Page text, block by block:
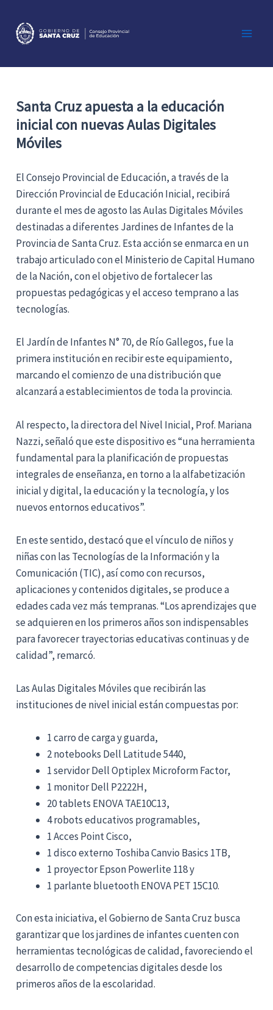
contenido
Santa Cruz apuesta a la educación
inicial con nuevas Aulas Digitales
Móviles
El Consejo Provincial de Educación, a través de la
Dirección Provincial de Educación Inicial, recibirá
durante el mes de agosto las Aulas Digitales Móviles
destinadas a diferentes Jardines de Infantes de la
Provincia de Santa Cruz. Esta acción se enmarca en un
trabajo articulado con el Ministerio de Capital Humano
de la Nación, con el objetivo de fortalecer las
propuestas pedagógicas y el acceso temprano a las
tecnologías.
El Jardín de Infantes N° 70, de Río Gallegos, fue la
primera institución en recibir este equipamiento,
marcando el comienzo de una distribución que
alcanzará a establecimientos de toda la provincia.
Al respecto, la directora del Nivel Inicial, Prof. Mariana
Nazzi, señaló que este dispositivo es “una herramienta
fundamental para la planificación de propuestas
integrales de enseñanza, en torno a la alfabetización
inicial y digital, la educación y la tecnología, y los
nuevos entornos educativos”.
En este sentido, destacó que el vínculo de niños y
niñas con las Tecnologías de la Información y la
Comunicación (TIC), así como con recursos,
aplicaciones y contenidos digitales, se produce a
edades cada vez más tempranas. “Los aprendizajes que
se adquieren en los primeros años son indispensables
para favorecer trayectorias educativas continuas y de
calidad”, remarcó.
Las Aulas Digitales Móviles que recibirán las
instituciones de nivel inicial están compuestas por:
1 carro de carga y guarda,
2 notebooks Dell Latitude 5440,
1 servidor Dell Optiplex Microform Factor,
1 monitor Dell P2222H,
20 tablets ENOVA TAE10C13,
4 robots educativos programables,
1 Acces Point Cisco,
1 disco externo Toshiba Canvio Basics 1TB,
1 proyector Epson Powerlite 118 y
1 parlante bluetooth ENOVA PET 15C10.
Con esta iniciativa, el Gobierno de Santa Cruz busca
garantizar que los jardines de infantes cuenten con
herramientas tecnológicas de calidad, favoreciendo el
desarrollo de competencias digitales desde los
primeros años de la escolaridad.